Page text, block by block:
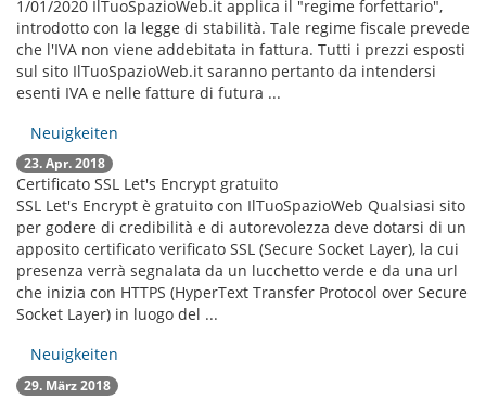
1/01/2020 IlTuoSpazioWeb.it applica il "regime forfettario",
introdotto con la legge di stabilità. Tale regime fiscale prevede
che l'IVA non viene addebitata in fattura. Tutti i prezzi esposti
sul sito IlTuoSpazioWeb.it saranno pertanto da intendersi
esenti IVA e nelle fatture di futura ...
Neuigkeiten
23. Apr. 2018
Certificato SSL Let's Encrypt gratuito
SSL Let's Encrypt è gratuito con IlTuoSpazioWeb Qualsiasi sito
per godere di credibilità e di autorevolezza deve dotarsi di un
apposito certificato verificato SSL (Secure Socket Layer), la cui
presenza verrà segnalata da un lucchetto verde e da una url
che inizia con HTTPS (HyperText Transfer Protocol over Secure
Socket Layer) in luogo del ...
Neuigkeiten
29. März 2018